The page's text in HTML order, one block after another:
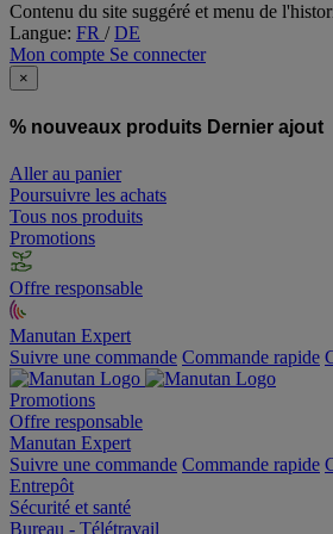
Contenu du site suggéré et menu de
Langue: FR /DE
Mon compte Se connecter
×
% nouveaux produits Dernier ajout
Aller au panier
Poursuivre les achats
Tous nos produits
Promotions
Offre responsable
Manutan Expert
Suivre une commande Commande rapide
Promotions
Offre responsable
Manutan Expert
Suivre une commande Commande rapide
Entrepôt
Sécurité et santé
Bureau - Télétravail